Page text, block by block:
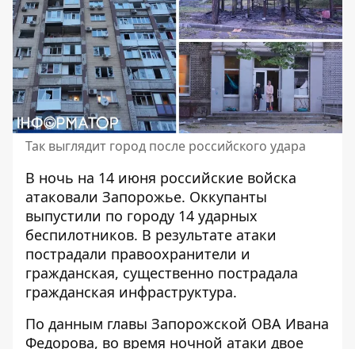
Так выглядит город после российского удара
В ночь на 14 июня российские войска
атаковали Запорожье. Оккупанты
выпустили по городу 14 ударных
беспилотников. В результате атаки
пострадали правоохранители и
гражданская, существенно пострадала
гражданская инфраструктура.
По данным главы Запорожской ОВА Ивана
Федорова, во время ночной атаки двое